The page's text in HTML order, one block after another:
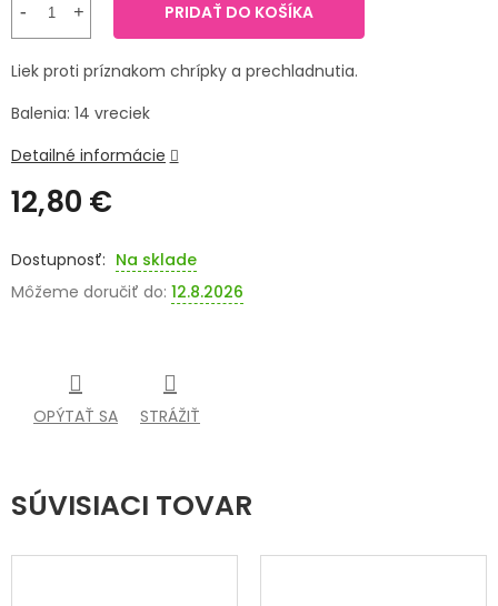
PRÍRODNÉ
LIEKY
SENIORI
ZNAČKY
Prihlásenie
12,80 €
cena:
Na sklade
Môžeme doručiť do: 12.8.2026
PRIDAŤ DO KOŠÍKA
Liek proti príznakom chrípky a prechladnutia.
Balenia: 14 vreciek
Detailné informácie
OPÝTAŤ SA STRÁŽIŤ
SÚVISIACI TOVAR